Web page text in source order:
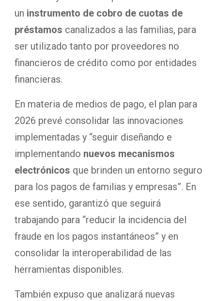
un instrumento de cobro de cuotas de
préstamos canalizados a las familias, para
ser utilizado tanto por proveedores no
financieros de crédito como por entidades
financieras.
En materia de medios de pago, el plan para
2026 prevé consolidar las innovaciones
implementadas y “seguir diseñando e
implementando nuevos mecanismos
electrónicos que brinden un entorno seguro
para los pagos de familias y empresas”. En
ese sentido, garantizó que seguirá
trabajando para “reducir la incidencia del
fraude en los pagos instantáneos” y en
consolidar la interoperabilidad de las
herramientas disponibles.
También expuso que analizará nuevas